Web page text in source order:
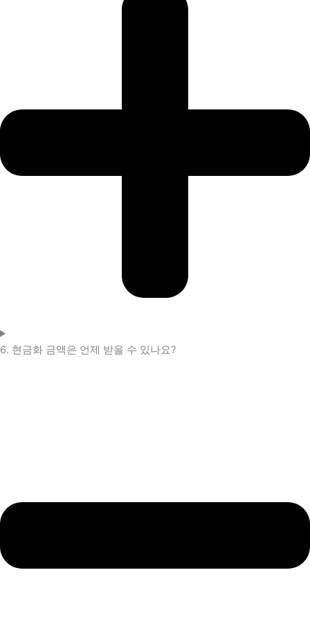
6. 현금화 금액은 언제 받을 수 있나요?